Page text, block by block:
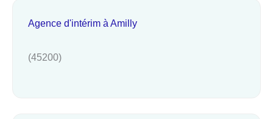
Agence d'intérim à Amilly
(45200)